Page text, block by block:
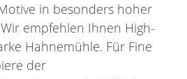
in besonders hoher
empfehlen Ihnen High-
Hahnemühle. Für Fine
der